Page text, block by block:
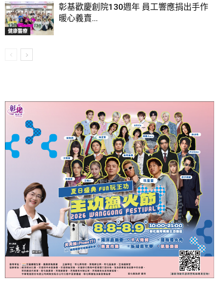
健康醫療
彰基歡慶創院130週年 員工響應捐出手作
暖心義賣...